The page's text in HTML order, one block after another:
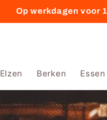
Op werkdagen voor
Elzen Berken Essen